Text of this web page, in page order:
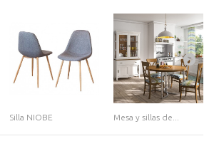
Silla NIOBE Mesa y sillas de...